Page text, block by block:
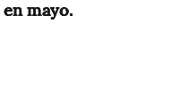
mayo.